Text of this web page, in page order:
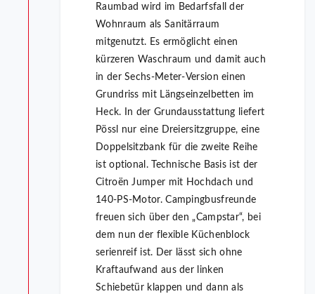
Raumbad wird im Bedarfsfall der
Wohnraum als Sanitärraum
mitgenutzt. Es ermöglicht einen
kürzeren Waschraum und damit auch
in der Sechs-Meter-Version einen
Grundriss mit Längseinzelbetten im
Heck. In der Grundausstattung liefert
Pössl nur eine Dreiersitzgruppe, eine
Doppelsitzbank für die zweite Reihe
ist optional. Technische Basis ist der
Citroën Jumper mit Hochdach und
140-PS-Motor. Campingbusfreunde
freuen sich über den „Campstar“, bei
dem nun der flexible Küchenblock
serienreif ist. Der lässt sich ohne
Kraftaufwand aus der linken
Schiebetür klappen und dann als